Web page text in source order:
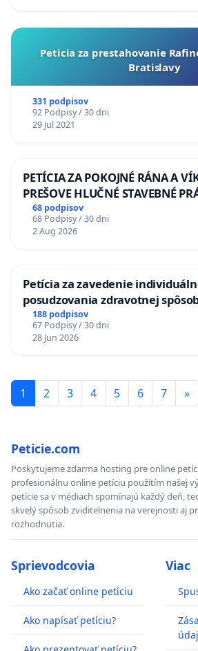
Peticia za prestahovanie
Bratislavy
331 podpisov
92 Podpisy / 30 dni
29 Jul 2021
PETÍCIA ZA POKOJNÉ RÁNA A
PREŠOVE HLUČNÉ STAVEBNÉ
LEN OD 9.00 DO 13.00 HOD., CEZ
TÝŽDEŇ CIEĽ 8.00 – 18.00 HOD. A
KONTROLA STAVBY C-AREA NA
68 podpisov
68 Podpisy / 30 dni
2 Aug 2026
Petícia za zavedenie
posudzovania zdravotnej
diabetom 1. a 2. typu pri
Policajného zboru SR
188 podpisov
67 Podpisy / 30 dni
28 Jun 2026
1 2 3 4 5 6 7 »
Peticie.com
Poskytujeme zdarma hosting pre online
profesionálnu online petíciu použítím našej
petície sa v médiach spomínajú každý deň,
skvelý spôsob zviditelnenia na verejnosti aj
rozhodnutia.
Sprievodcovia
Ako začať online petíciu
Ako napísať petíciu?
Viac